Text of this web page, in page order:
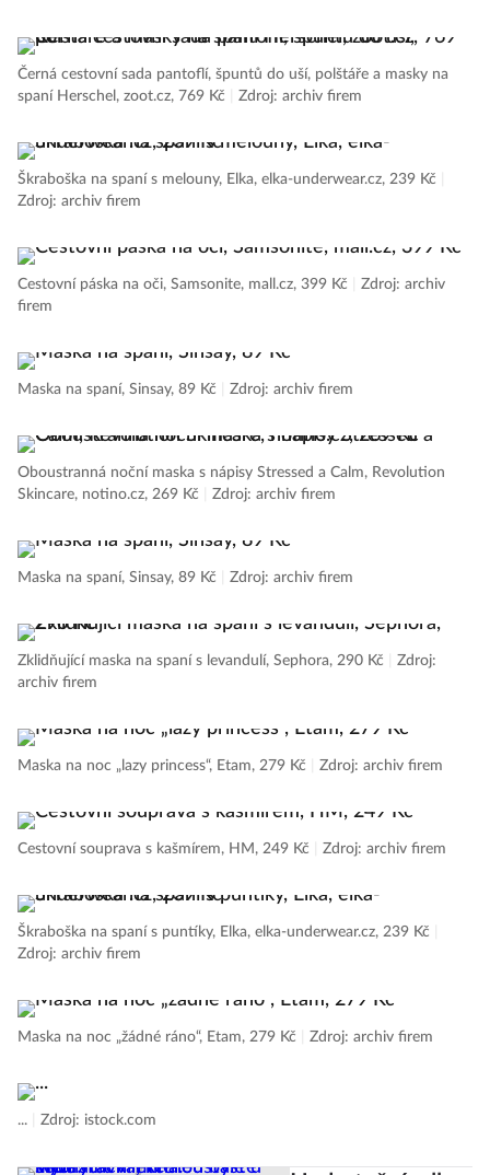
Černá cestovní sada pantoflí, špuntů do uší, polštáře a masky na
spaní Herschel, zoot.cz, 769 Kč
Zdroj: archiv firem
Škraboška na spaní s melouny, Elka, elka-underwear.cz, 239 Kč
Zdroj: archiv firem
Cestovní páska na oči, Samsonite, mall.cz, 399 Kč
Zdroj: archiv
firem
Maska na spaní, Sinsay, 89 Kč Zdroj: archiv firem
Oboustranná noční maska s nápisy Stressed a Calm, Revolution
Skincare, notino.cz, 269 Kč
Zdroj: archiv firem
Maska na spaní, Sinsay, 89 Kč Zdroj: archiv firem
Zklidňující maska na spaní s levandulí, Sephora, 290 Kč
Zdroj:
archiv firem
Maska na noc „lazy princess“, Etam, 279 Kč Zdroj: archiv firem
Cestovní souprava s kašmírem, HM, 249 Kč Zdroj: archiv firem
Škraboška na spaní s puntíky, Elka, elka-underwear.cz, 239 Kč
Zdroj: archiv firem
Maska na noc „žádné ráno“, Etam, 279 Kč Zdroj: archiv firem
... Zdroj: istock.com